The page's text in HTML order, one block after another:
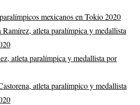
mexicanos en Tokio 2020
Ramírez, atleta paralímpica y medallista
atleta paralímpica y medallista por
atleta paralímpico y medallista